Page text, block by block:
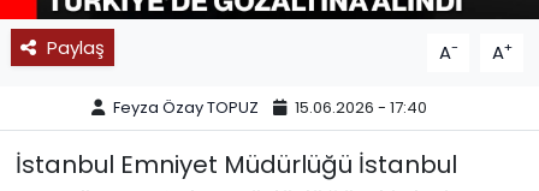
Paylaş A- A+
Feyza Özay TOPUZ 15.06.2026 - 17:40
İstanbul Emniyet Müdürlüğü İstanbul